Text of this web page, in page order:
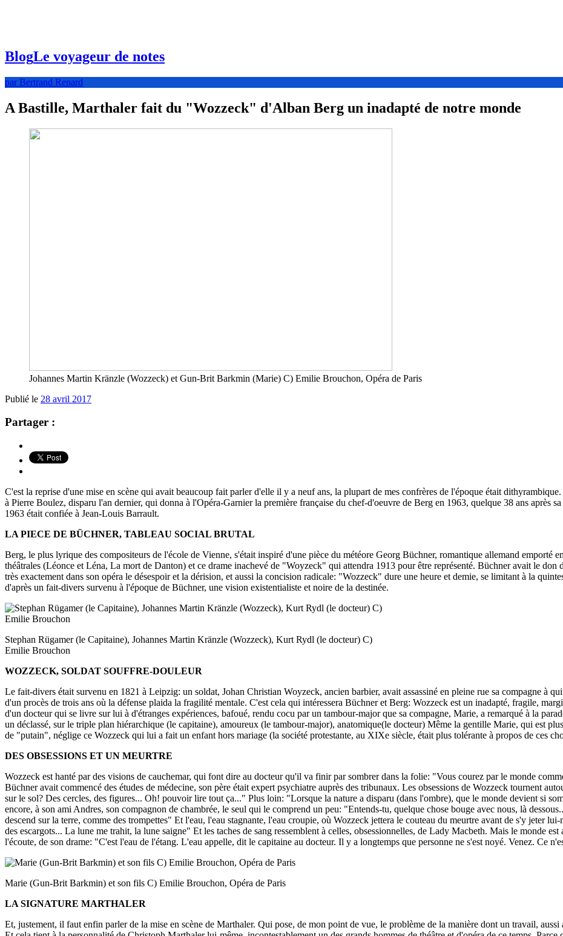
BlogLe voyageur de notes
par Bertrand Renard
A Bastille, Marthaler fait du "Wozzeck" d'Alban Berg un inadapté de notre monde
Johannes Martin Kränzle (Wozzeck) et Gun-Brit Barkmin (Marie) C) Emilie Brouchon, Opéra de Paris
Publié le 28 avril 2017
Partager :
C'est la reprise d'une mise en scène qui avait beaucoup fait parler d'elle il y a neuf ans, la plupart de mes confrères de l'époque était
à Pierre Boulez, disparu l'an dernier, qui donna à l'Opéra-Garnier la première française du chef-d'oeuvre de Berg en 1963, quelque 38 ans après
1963 était confiée à Jean-Louis Barrault.
LA PIECE DE BÜCHNER, TABLEAU SOCIAL BRUTAL
Berg, le plus lyrique des compositeurs de l'école de Vienne, s'était inspiré d'une pièce du météore Georg Büchner, romantique allemand emporté
théâtrales (Léonce et Léna, La mort de Danton) et ce drame inachevé de "Woyzeck" qui attendra 1913 pour être représenté. Büchner avait le don
très exactement dans son opéra le désespoir et la dérision, et aussi la concision radicale: "Wozzeck" dure une heure et demie, se limitant à la
d'après un fait-divers survenu à l'époque de Büchner, une vision existentialiste et noire de la destinée.
Stephan Rügamer (le Capitaine), Johannes Martin Kränzle (Wozzeck), Kurt Rydl (le docteur) C)
Emilie Brouchon
WOZZECK, SOLDAT SOUFFRE-DOULEUR
Le fait-divers était survenu en 1821 à Leipzig: un soldat, Johan Christian Woyzeck, ancien barbier, avait assassiné en pleine rue sa compagne à
d'un procès de trois ans où la défense plaida la fragilité mentale. C'est cela qui intéressera Büchner et Berg: Wozzeck est un inadapté, fragile,
d'un docteur qui se livre sur lui à d'étranges expériences, bafoué, rendu cocu par un tambour-major que sa compagne, Marie, a remarqué à la
un déclassé, sur le triple plan hiérarchique (le capitaine), amoureux (le tambour-major), anatomique(le docteur) Même la gentille Marie, qui est
de "putain", néglige ce Wozzeck qui lui a fait un enfant hors mariage (la société protestante, au XIXe siècle, était plus tolérante à propos de ces
DES OBSESSIONS ET UN MEURTRE
Wozzeck est hanté par des visions de cauchemar, qui font dire au docteur qu'il va finir par sombrer dans la folie: "Vous courez par le monde
Büchner avait commencé des études de médecine, son père était expert psychiatre auprès des tribunaux. Les obsessions de Wozzeck tournent
sur le sol? Des cercles, des figures... Oh! pouvoir lire tout ça..." Plus loin: "Lorsque la nature a disparu (dans l'ombre), que le monde devient si
encore, à son ami Andres, son compagnon de chambrée, le seul qui le comprend un peu: "Entends-tu, quelque chose bouge avec nous, là
descend sur la terre, comme des trompettes" Et l'eau, l'eau stagnante, l'eau croupie, où Wozzeck jettera le couteau du meurtre avant de s'y jeter
des escargots... La lune me trahit, la lune saigne" Et les taches de sang ressemblent à celles, obsessionnelles, de Lady Macbeth. Mais le monde
l'écoute, de son drame: "C'est l'eau de l'étang. L'eau appelle, dit le capitaine au docteur. Il y a longtemps que personne ne s'est noyé. Venez. Ce
Marie (Gun-Brit Barkmin) et son fils C) Emilie Brouchon, Opéra de Paris
LA SIGNATURE MARTHALER
Et, justement, il faut enfin parler de la mise en scène de Marthaler. Qui pose, de mon point de vue, le problème de la manière dont un travail,